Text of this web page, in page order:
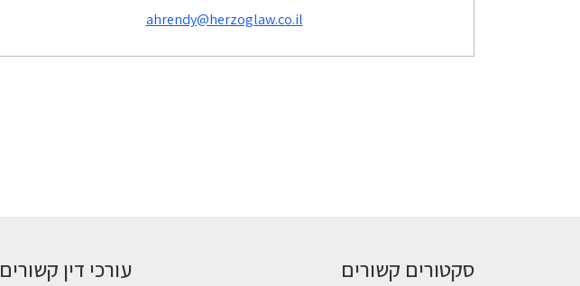
ahrendy@herzoglaw.co.il
סקטורים קשורים עורכי דין קשורים